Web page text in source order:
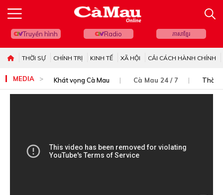
Truyền hình Radio ភាសាខ្មែរ
THỜI SỰ CHÍNH TRỊ KINH TẾ XÃ HỘI CẢI CÁCH HÀNH CHÍNH
MEDIA Khát vọng Cà Mau Cà Mau 24 / 7 Thời